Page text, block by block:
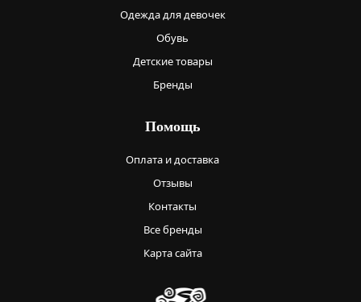
Одежда для девочек
Обувь
Детские товары
Бренды
Помощь
Оплата и доставка
Отзывы
Контакты
Все бренды
Карта сайта